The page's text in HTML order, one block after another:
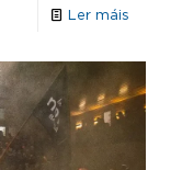
Ler máis